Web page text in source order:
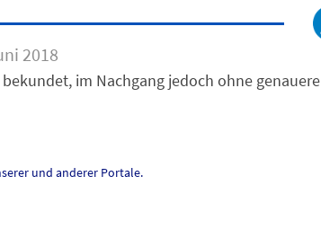
2018
im Nachgang jedoch ohne genauere
und anderer Portale.